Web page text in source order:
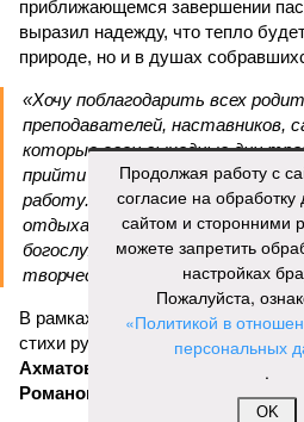
приближающемся завершении
выразил надежду, что тепло
природе, но и в душах
«Хочу поблагодарить всех
преподавателей, наставников,
которые свои выходные дни
прийти в храм, чтобы
работу. Большинство учеников
отдыхают, а эти ребята идут в
богослужение, занимаются
творчеством», – заявил
В рамках концертной программы
стихи русских поэтов:Николая
Ахматовой
Романова
Продолжая работу с
согласие на
сайтом и сторонними
можете запретить
настройках
Пожалуйста,
«Политикой в
персональных
.
OK